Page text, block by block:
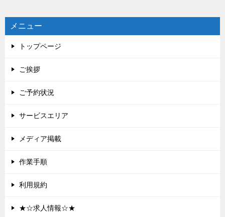
メニュー
トップページ
ご挨拶
ご予約状況
サービスエリア
メディア掲載
作業手順
利用規約
★☆求人情報☆★